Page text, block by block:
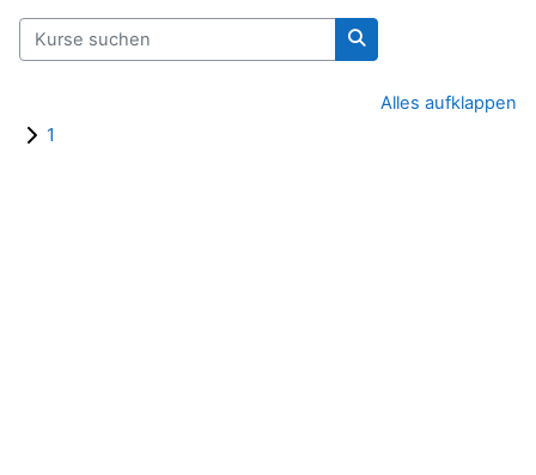
Kurse suchen
Kurse suchen
Alles aufklappen
1